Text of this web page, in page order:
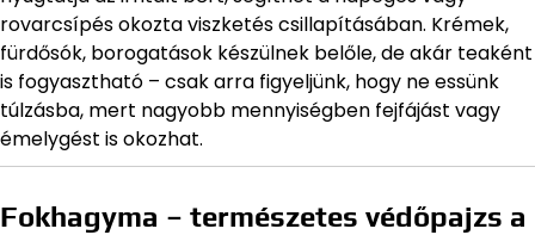
rovarcsípés okozta viszketés csillapításában. Krémek,
fürdősók, borogatások készülnek belőle, de akár teaként
is fogyasztható – csak arra figyeljünk, hogy ne essünk
túlzásba, mert nagyobb mennyiségben fejfájást vagy
émelygést is okozhat.
Fokhagyma – természetes védőpajzs a